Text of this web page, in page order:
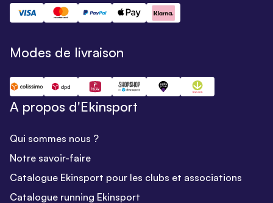
Modes de livraison
A propos d'Ekinsport
Qui sommes nous ?
Notre savoir-faire
Catalogue Ekinsport pour les clubs et associations
Catalogue running Ekinsport